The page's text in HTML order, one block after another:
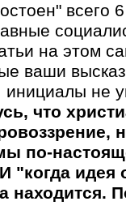
всего
на этом
ваши
инициалы не
что
по-
"когда